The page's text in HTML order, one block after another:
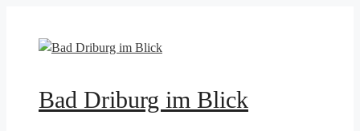
springen
Bad Driburg im Blick